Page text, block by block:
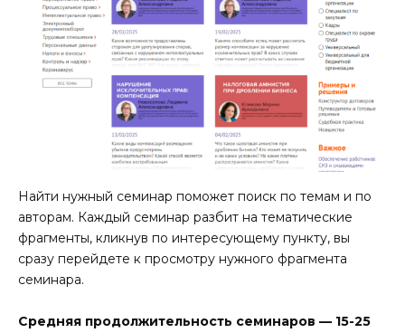
Найти нужный семинар поможет поиск по темам и по
авторам. Каждый семинар разбит на тематические
фрагменты, кликнув по интересующему пункту, вы
сразу перейдете к просмотру нужного фрагмента
семинара.
Средняя продолжительность семинаров — 15-25